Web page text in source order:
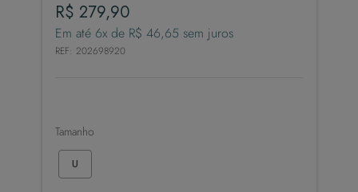
R$ 279,90
Em até 6x de R$ 46,65 sem juros
REF: 202698920
Tamanho
U